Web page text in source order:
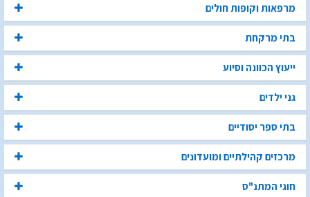
מרפאות וקופות חולים
בתי מרקחת
ייעוץ הכוונה וסיוע
גני ילדים
בתי ספר יסודיים
מרכזים קהילתיים ומועדונים
חוגי המתנ"ס